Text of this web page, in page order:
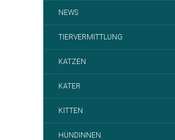
NEWS
TIERVERMITTLUNG
KATZEN
KATER
KITTEN
HÜNDINNEN